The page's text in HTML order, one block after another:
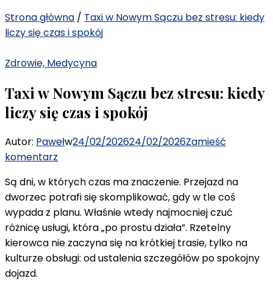
Strona główna / Taxi w Nowym Sączu bez stresu: kiedy
liczy się czas i spokój
Zdrowie, Medycyna
Taxi w Nowym Sączu bez stresu: kiedy
liczy się czas i spokój
Autor: Pawełw24/02/202624/02/2026Zamieść
komentarz
Taxi
w
Nowym
Sączu
bez
stresu:
Są dni, w których czas ma znaczenie. Przejazd na
dworzec potrafi się skomplikować, gdy w tle coś
wypada z planu. Właśnie wtedy najmocniej czuć
różnicę usługi, która „po prostu działa”. Rzetelny
kierowca nie zaczyna się na krótkiej trasie, tylko na
kulturze obsługi: od ustalenia szczegółów po spokojny
dojazd.